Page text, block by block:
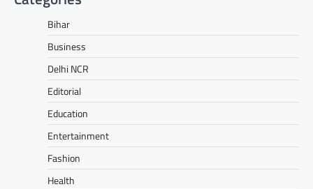
Bihar
Business
Delhi NCR
Editorial
Education
Entertainment
Fashion
Health